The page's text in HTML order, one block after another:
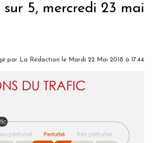
sur 5, mercredi 23 mai
par La Rédaction le Mardi 22 Mai 2018 à 17:44